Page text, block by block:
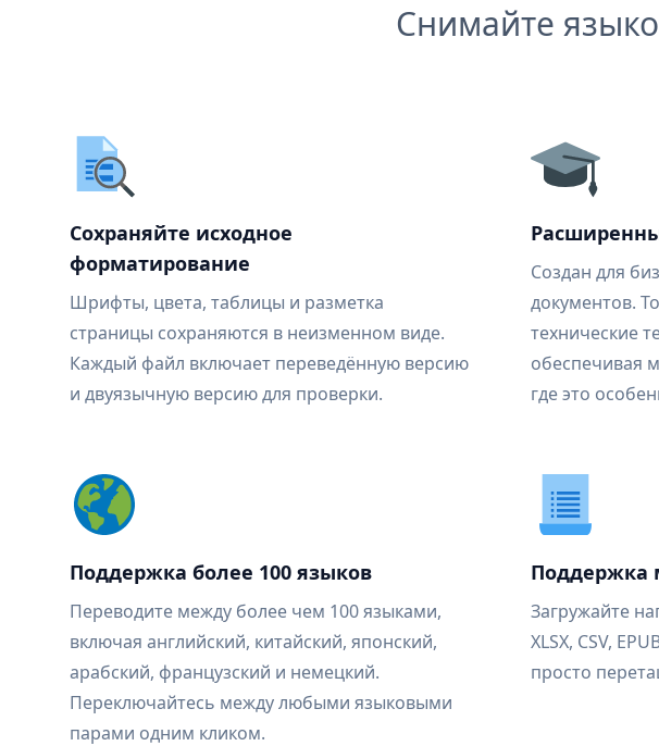
Снимайте
Сохраняйте исходное
форматирование
Шрифты, цвета, таблицы и разметка
страницы сохраняются в неизменном виде.
Каждый файл включает переведённую версию
и двуязычную версию для проверки.
Создан для
документов.
технические
обеспечивая
где это
Поддержка более 100 языков
Переводите между более чем 100 языками,
включая английский, китайский, японский,
арабский, французский и немецкий.
Переключайтесь между любыми языковыми
парами одним кликом.
Поддержка
Загружайте
XLSX, CSV,
просто